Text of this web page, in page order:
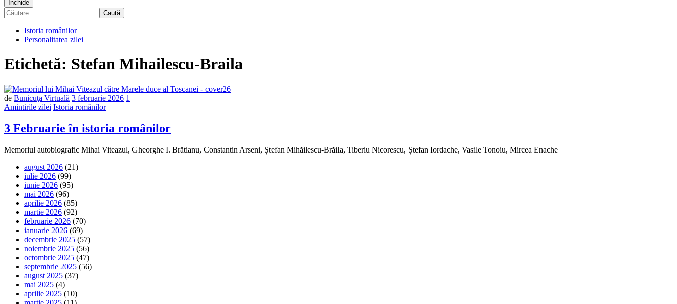
Închide
Caută
după:
Istoria românilor
Personalitatea zilei
Etichetă: Stefan Mihailescu-Braila
de Bunicuţa Virtuală 3 februarie 2026 1
Amintirile zilei Istoria românilor
3 Februarie în istoria românilor
Memoriul autobiografic Mihai Viteazul, Gheorghe I. Brătianu, Constantin Arseni, Ștefan Mihăilescu-Brăila, Tiberiu Nicorescu, Ștefan Iordache, Vasile Tonoiu, Mircea Enache
august 2026 (21)
iulie 2026 (99)
iunie 2026 (95)
mai 2026 (96)
aprilie 2026 (85)
martie 2026 (92)
februarie 2026 (70)
ianuarie 2026 (69)
decembrie 2025 (57)
noiembrie 2025 (56)
octombrie 2025 (47)
septembrie 2025 (56)
august 2025 (37)
mai 2025 (4)
aprilie 2025 (10)